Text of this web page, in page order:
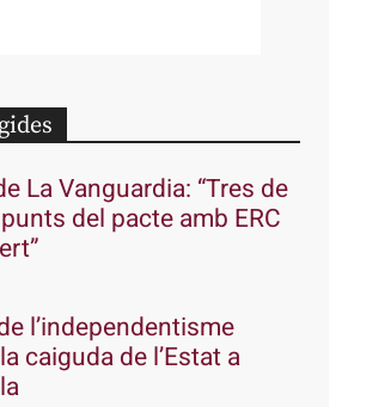
La Vanguardia: “Tres de
del pacte amb ERC
l’independentisme
caiguda de l’Estat a